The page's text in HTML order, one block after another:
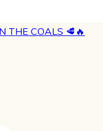
THE COALS 🥩🔥